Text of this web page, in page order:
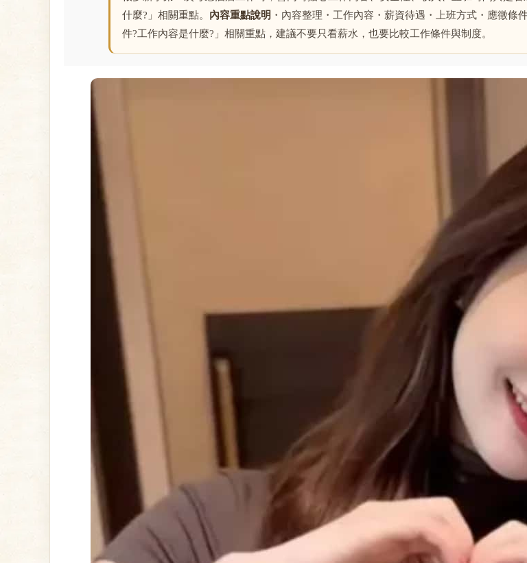
什麼?」相關重點。 內容重點說明 ・內容整理・工作內容・薪資待遇・上班方式・應徵
件?工作內容是什麼?」相關重點，建議不要只看薪水，也要比較工作條件與制度。